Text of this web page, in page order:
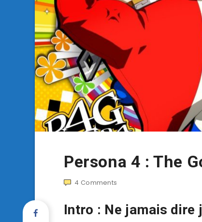
Persona 4 : The
4 Comments
Intro : Ne jamais dire